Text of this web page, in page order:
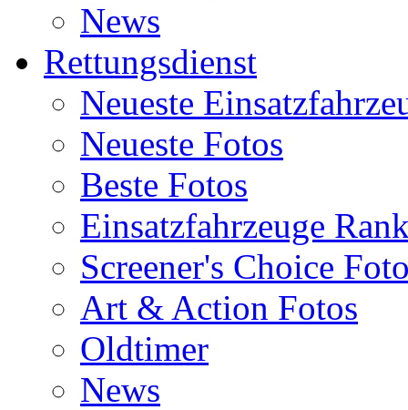
News
Rettungsdienst
Neueste
Neueste Fotos
Beste Fotos
Einsatzfahrzeuge
Screener's Choice
Art & Action Fotos
Oldtimer
News